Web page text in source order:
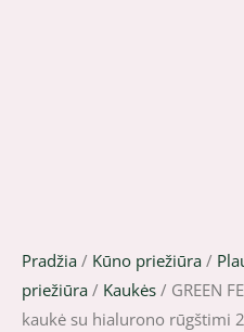
Pradžia / Kūno priežiūra /
priežiūra / Kaukės / GREEN
kaukė su hialurono rūgštimi